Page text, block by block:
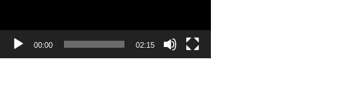
00:00 02:15